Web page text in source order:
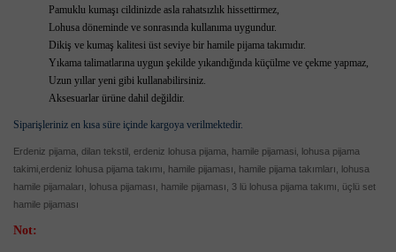
Pamuklu kumaşı cildinizde asla rahatsızlık hissettirmez,
Lohusa döneminde ve sonrasında kullanıma uygundur.
Dikiş ve kumaş kalitesi üst seviye bir hamile pijama takımıdır.
Yıkama talimatlarına uygun şekilde yıkandığında küçülme ve çekme yapmaz,
Uzun yıllar yeni gibi kullanabilirsiniz.
Aksesuarlar ürüne dahil değildir.
Siparişleriniz en kısa süre içinde kargoya verilmektedir.
Erdeniz pijama, dilan tekstil, erdeniz lohusa pijama, hamile pijamasi, lohusa pijama
takimi, erdeniz lohusa pijama takımı, hamile pijaması, hamile pijama takımları, lohusa
hamile pijamaları, lohusa pijaması, hamile pijaması, 3 lü lohusa pijama takımı, üçlü set
hamile pijaması
Not: